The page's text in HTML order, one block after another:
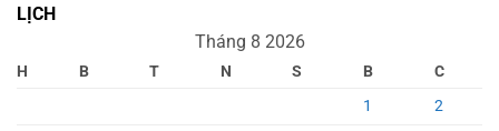
LỊCH
Tháng 8 2026
H B T N S B
C
1
2